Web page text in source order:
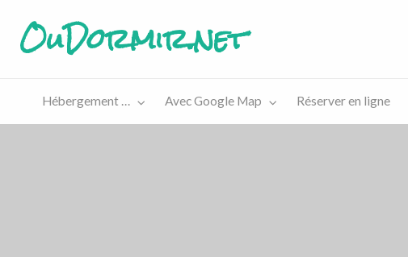
Réserver
OuDormir.net
Hébergement … Avec Google Map Réserver en ligne